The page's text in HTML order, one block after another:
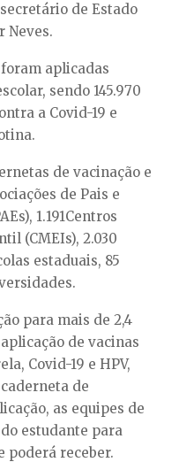
de Estado
Neves.
aplicadas
sendo 145.970
a Covid-19 e
de vacinação e
de Pais e
1.191Centros
(CMEIs), 2.030
estaduais, 85
para mais de 2,4
de vacinas
Covid-19 e HPV,
de
as equipes de
estudante para
poderá receber.